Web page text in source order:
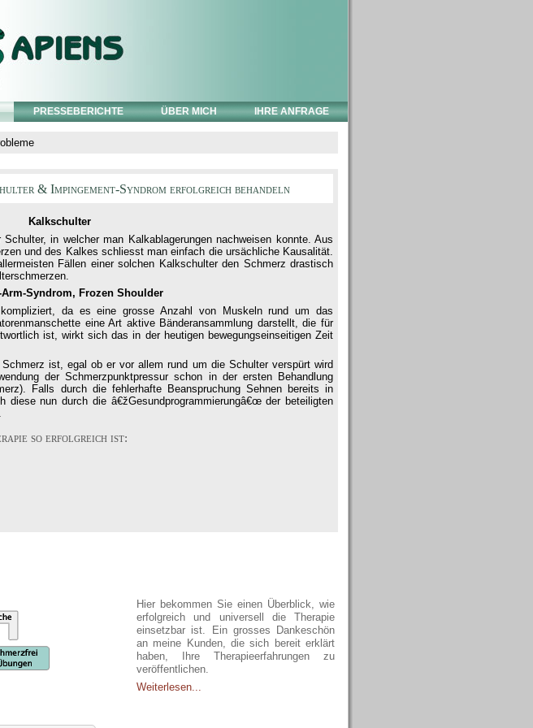
PRESSEBERICHTE ÜBER MICH IHRE ANFRAGE
& Impingement-Syndrom erfolgreich behandeln
Kalkschulter
in welcher man Kalkablagerungen nachweisen konnte. Aus
und des Kalkes schliesst man einfach die ursächliche Kausalität.
Fällen einer solchen Kalkschulter den Schmerz drastisch
Syndrom, Frozen Shoulder
da es eine grosse Anzahl von Muskeln rund um das
eine Art aktive Bänderansammlung darstellt, die für
ist, wirkt sich das in der heutigen bewegungseinseitigen Zeit
ist, egal ob er vor allem rund um die Schulter verspürt wird
der Schmerzpunktpressur schon in der ersten Behandlung
Falls durch die fehlerhafte Beanspruchung Sehnen bereits in
diese nun durch die â€žGesundprogrammierungâ€œ der beteiligten
so erfolgreich ist:
Hier bekommen Sie einen Überblick, wie
erfolgreich und universell die Therapie
einsetzbar ist. Ein grosses Dankeschön
an meine Kunden, die sich bereit erklärt
haben, Ihre Therapieerfahrungen zu
veröffentlichen.
Weiterlesen...